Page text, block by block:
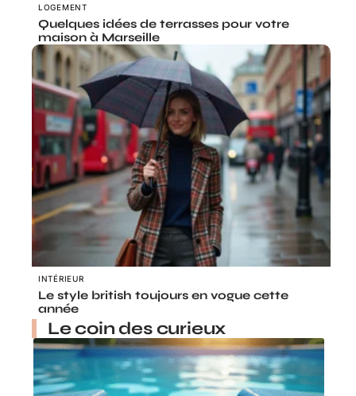
LOGEMENT
Quelques idées de terrasses pour votre
maison à Marseille
INTÉRIEUR
Le style british toujours en vogue cette
année
Le coin des curieux